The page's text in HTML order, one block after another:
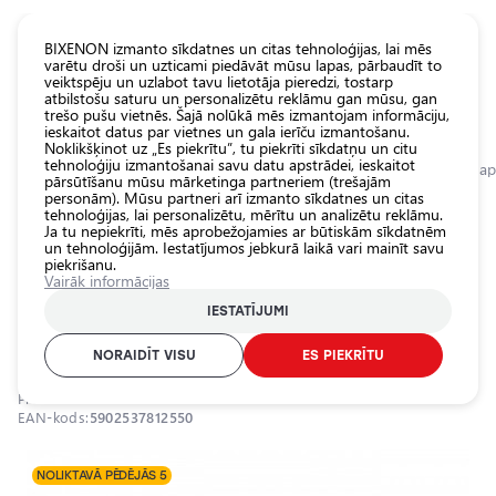
Sākumlapa Kategorijas Veikals Iekšējais auto apgaismojums
Papildu
LED spuldzes H6W / BAX9S / 8LED /
SMD 3030 / 2gab. / CANBUS /
5902537812550 / 25-1992
25-1992
Produkta ID:
EAN-kods:5902537812550
NOLIKTAVĀ PĒDĒJĀS 5
Visas
veikala
preces
Veikals
Pamatlukturu
spuldzes
Ārējais auto
Iekšējais auto
apgaismojums
Apgaismojuma
aksesuāri
aizsardzība
BIXENON izmanto sīkdatnes un citas tehnoloģijas, lai mēs
varētu droši un uzticami piedāvāt mūsu lapas, pārbaudīt to
veiktspēju un uzlabot tavu lietotāja pieredzi, tostarp
atbilstošu saturu un personalizētu reklāmu gan mūsu, gan
trešo pušu vietnēs. Šajā nolūkā mēs izmantojam informāciju,
ieskaitot datus par vietnes un gala ierīču izmantošanu.
Noklikšķinot uz „Es piekrītu”, tu piekrīti sīkdatņu un citu
tehnoloģiju izmantošanai savu datu apstrādei, ieskaitot
pārsūtīšanu mūsu mārketinga partneriem (trešajām
personām). Mūsu partneri arī izmanto sīkdatnes un citas
tehnoloģijas, lai personalizētu, mērītu un analizētu reklāmu.
Ja tu nepiekrīti, mēs aprobežojamies ar būtiskām sīkdatnēm
un tehnoloģijām. Iestatījumos jebkurā laikā vari mainīt savu
piekrišanu.
Vairāk informācijas
IESTATĪJUMI
NORAIDĪT VISU ES PIEKRĪTU